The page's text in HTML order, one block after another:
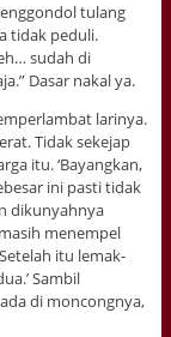
tulang
tidak peduli.
sudah di
Dasar nakal ya.
larinya.
Tidak sekejap
itu. ‘Bayangkan,
ini pasti tidak
dikunyahnya
menempel
itu lemak-
Sambil
di moncongnya,